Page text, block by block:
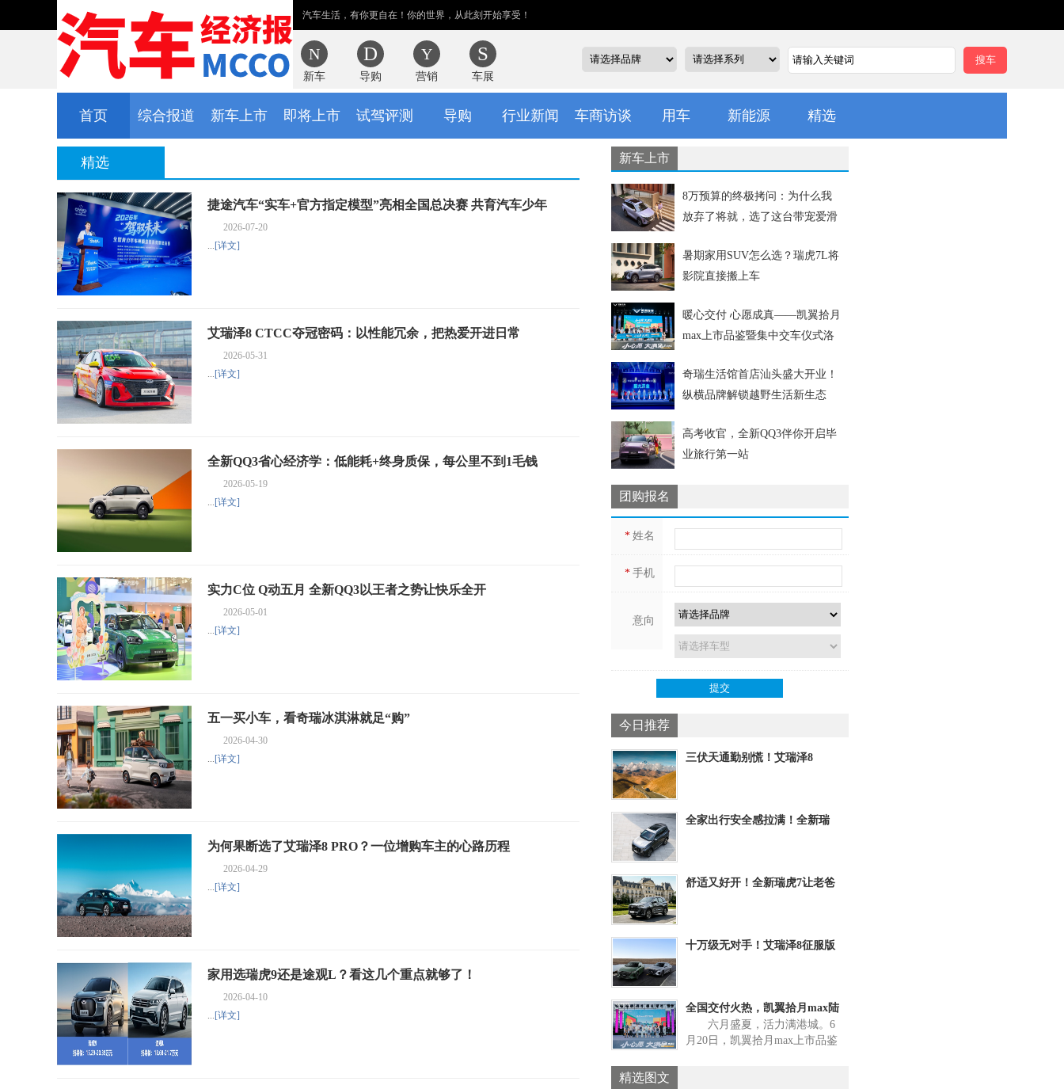
汽车生活，有你更自在！你的世界，从此刻开始享受！
新车 导购 营销 车展
首页 综合报道 新车上市 即将上市 试驾评测 导购 行业新闻 车商访谈 用车 新能源 精选
精选
捷途汽车“实车+官方指定模型”亮相全国总决赛 共育汽车少年
2026-07-20
...[详文]
艾瑞泽8 CTCC夺冠密码：以性能冗余，把热爱开进日常
2026-05-31
...[详文]
全新QQ3省心经济学：低能耗+终身质保，每公里不到1毛钱
2026-05-19
...[详文]
实力C位 Q动五月 全新QQ3以王者之势让快乐全开
2026-05-01
...[详文]
五一买小车，看奇瑞冰淇淋就足“购”
2026-04-30
...[详文]
为何果断选了艾瑞泽8 PRO？一位增购车主的心路历程
2026-04-29
...[详文]
家用选瑞虎9还是途观L？看这几个重点就够了！
2026-04-10
...[详文]
新车上市
8万预算的终极拷问：为什么我
放弃了将就，选了这台带宠爱滑
暑期家用SUV怎么选？瑞虎7L将
影院直接搬上车
暖心交付 心愿成真——凯翼拾月
max上市品鉴暨集中交车仪式洛
奇瑞生活馆首店汕头盛大开业！
纵横品牌解锁越野生活新生态
高考收官，全新QQ3伴你开启毕
业旅行第一站
团购报名
* 姓名
* 手机
意向
今日推荐
三伏天通勤别慌！艾瑞泽8
全家出行安全感拉满！全新瑞
舒适又好开！全新瑞虎7让老爸
十万级无对手！艾瑞泽8征服版
全国交付火热，凯翼拾月max陆
续在各地启动区域上
六月盛夏，活力满港城。6
月20日，凯翼拾月max上市品鉴
精选图文